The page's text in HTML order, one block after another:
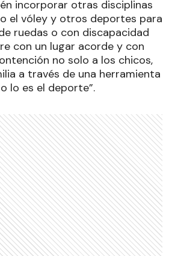
incorporar otras disciplinas
el vóley y otros deportes para
ruedas o con discapacidad
con un lugar acorde y con
no solo a los chicos,
a través de una herramienta
lo es el deporte”.